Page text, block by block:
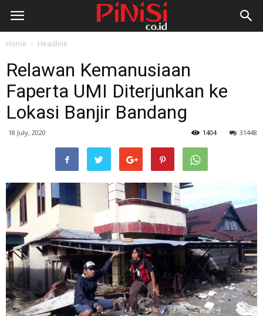
Home Headline
Relawan Kemanusiaan
Faperta UMI Diterjunkan ke
Lokasi Banjir Bandang
18 July, 2020 31448
1404